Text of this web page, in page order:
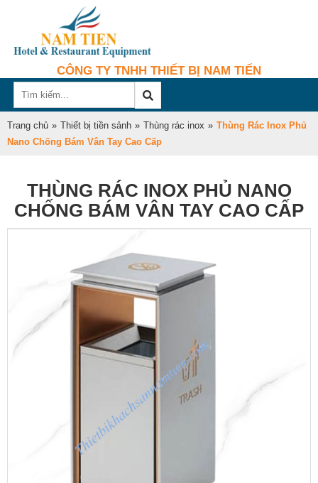
CÔNG TY TNHH THIẾT BỊ NAM TIẾN
Trang chủ » Thiết bị tiền sảnh » Thùng rác inox » Thùng Rác Inox Phủ
Nano Chống Bám Vân Tay Cao Cấp
THÙNG RÁC INOX PHỦ NANO
CHỐNG BÁM VÂN TAY CAO CẤP